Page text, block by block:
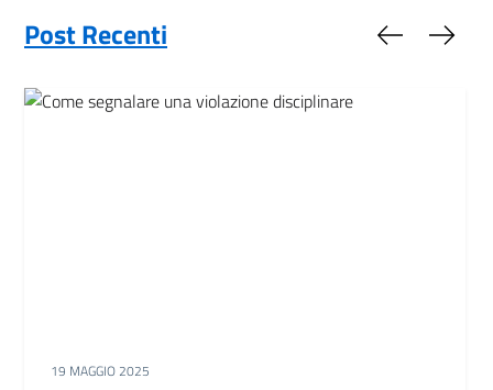
Post Recenti Slide
19 MAGGIO 2025